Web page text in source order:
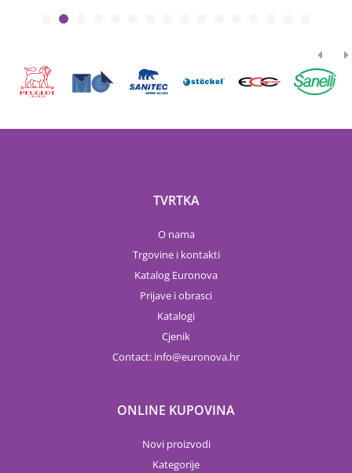
TVRTKA
O nama
Trgovine i kontakti
Katalog Euronova
Prijave i obrasci
Katalogi
Cjenik
Contact: info euronova.hr
ONLINE KUPOVINA
Novi proizvodi
Kategorije